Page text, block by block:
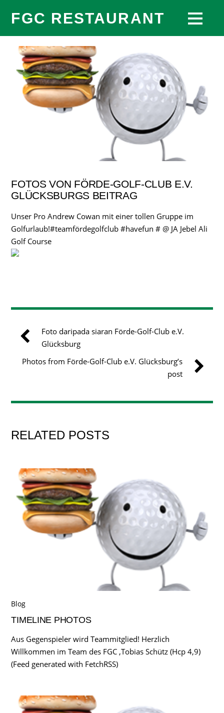
FGC RESTAURANT
FOTOS VON FÖRDE-GOLF-CLUB E.V.
GLÜCKSBURGS BEITRAG
Unser Pro Andrew Cowan mit einer tollen Gruppe im
Golfurlaub!#teamfördegolfclub #havefun # @ JA Jebel Ali
Golf Course
Foto daripada siaran Förde-Golf-Club e.V.
Glücksburg
Photos from Förde-Golf-Club e.V. Glücksburg’s
post
RELATED POSTS
Blog
TIMELINE PHOTOS
Aus Gegenspieler wird Teammitglied! Herzlich
Willkommen im Team des FGC ,Tobias Schütz (Hcp 4,9)
(Feed generated with FetchRSS)